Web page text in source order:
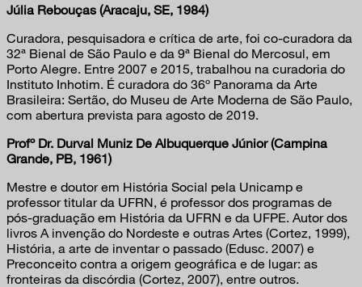
Júlia Rebouças (Aracaju, SE, 1984)
Curadora, pesquisadora e crítica de arte, foi co-curadora da
32ª Bienal de São Paulo e da 9ª Bienal do Mercosul, em
Porto Alegre. Entre 2007 e 2015, trabalhou na curadoria do
Instituto Inhotim. É curadora do 36º Panorama da Arte
Brasileira: Sertão, do Museu de Arte Moderna de São Paulo,
com abertura prevista para agosto de 2019.
Profº Dr. Durval Muniz De Albuquerque Júnior (Campina
Grande, PB, 1961)
Mestre e doutor em História Social pela Unicamp e
professor titular da UFRN, é professor dos programas de
pós-graduação em História da UFRN e da UFPE. Autor dos
livros A invenção do Nordeste e outras Artes (Cortez, 1999),
História, a arte de inventar o passado (Edusc. 2007) e
Preconceito contra a origem geográfica e de lugar: as
fronteiras da discórdia (Cortez, 2007), entre outros.